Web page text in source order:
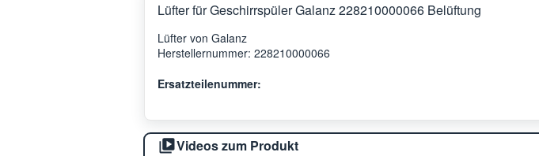
Lüfter für Geschirrspüler Galanz 228210000066 Belüftung
Lüfter von Galanz
Herstellernummer: 228210000066
Ersatzteilenummer:
Videos zum Produkt